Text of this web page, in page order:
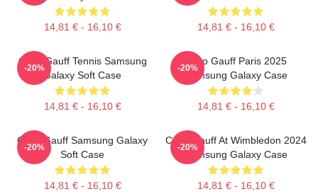
14,81 € - 16,10 € 14,81 € - 16,10 €
Coco Gauff Tennis Samsung
Galaxy Soft Case
14,81 € - 16,10 €
-20%
Coco Gauff Paris 2025
Samsung Galaxy Case
14,81 € - 16,10 €
-20%
Coco Gauff Samsung Galaxy
Soft Case
14,81 € - 16,10 €
-20%
Coco Gauff At Wimbledon 2024
Samsung Galaxy Case
14,81 € - 16,10 €
-20%